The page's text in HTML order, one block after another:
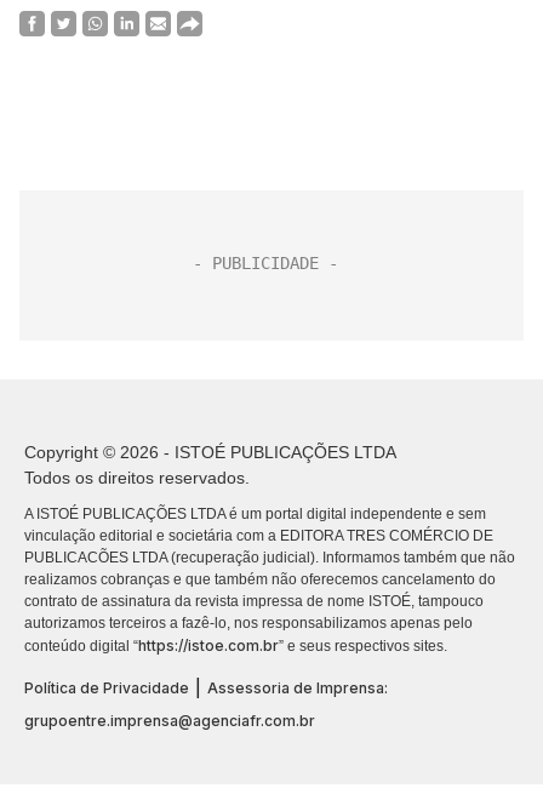
Copyright © 2026 - ISTOÉ PUBLICAÇÕES LTDA
Todos os direitos reservados.
A ISTOÉ PUBLICAÇÕES LTDA é um portal digital independente e sem
vinculação editorial e societária com a EDITORA TRES COMÉRCIO DE
PUBLICACÕES LTDA (recuperação judicial). Informamos também que não
realizamos cobranças e que também não oferecemos cancelamento do
contrato de assinatura da revista impressa de nome ISTOÉ, tampouco
autorizamos terceiros a fazê-lo, nos responsabilizamos apenas pelo
conteúdo digital “https://istoe.com.br” e seus respectivos sites.
Política de Privacidade
Assessoria de Imprensa:
grupoentre.imprensa@agenciafr.com.br